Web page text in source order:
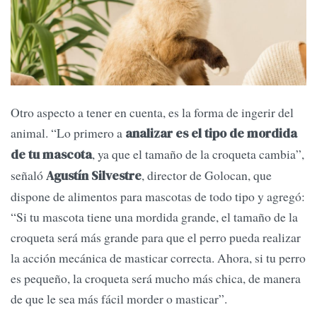
Otro aspecto a tener en cuenta, es la forma de ingerir del
animal. “Lo primero a analizar es el tipo de mordida
de tu mascota, ya que el tamaño de la croqueta cambia”,
señalóAgustín Silvestre, director de Golocan, que
dispone de alimentos para mascotas de todo tipo y agregó:
“Si tu mascota tiene una mordida grande, el tamaño de la
croqueta será más grande para que el perro pueda realizar
la acción mecánica de masticar correcta. Ahora, si tu perro
es pequeño, la croqueta será mucho más chica, de manera
de que le sea más fácil morder o masticar”.